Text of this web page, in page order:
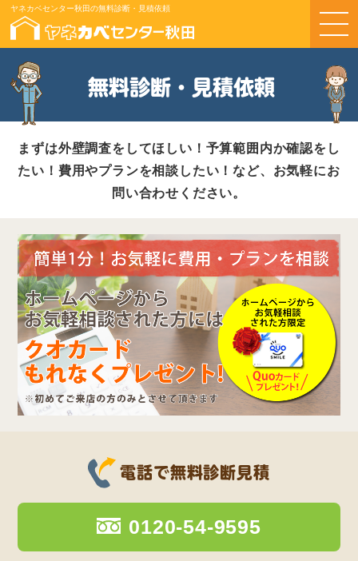
ヤネカベセンター秋田の無料診断・見積依頼
無料診断・見積依頼
まずは外壁調査をしてほしい！予算範囲内か確認をし
たい！費用やプランを相談したい！など、お気軽にお
問い合わせください。
電話で無料診断見積
0120-54-9595